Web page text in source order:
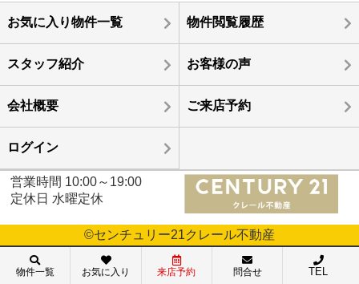
お気に入り物件一覧 物件閲覧履歴
スタッフ紹介 お客様の声
会社概要 ご来店予約
ログイン
営業時間 10:00～19:00
定休日 水曜定休
©センチュリー21クレール不動産
物件一覧 お気に入り 来店予約 問合せ TEL